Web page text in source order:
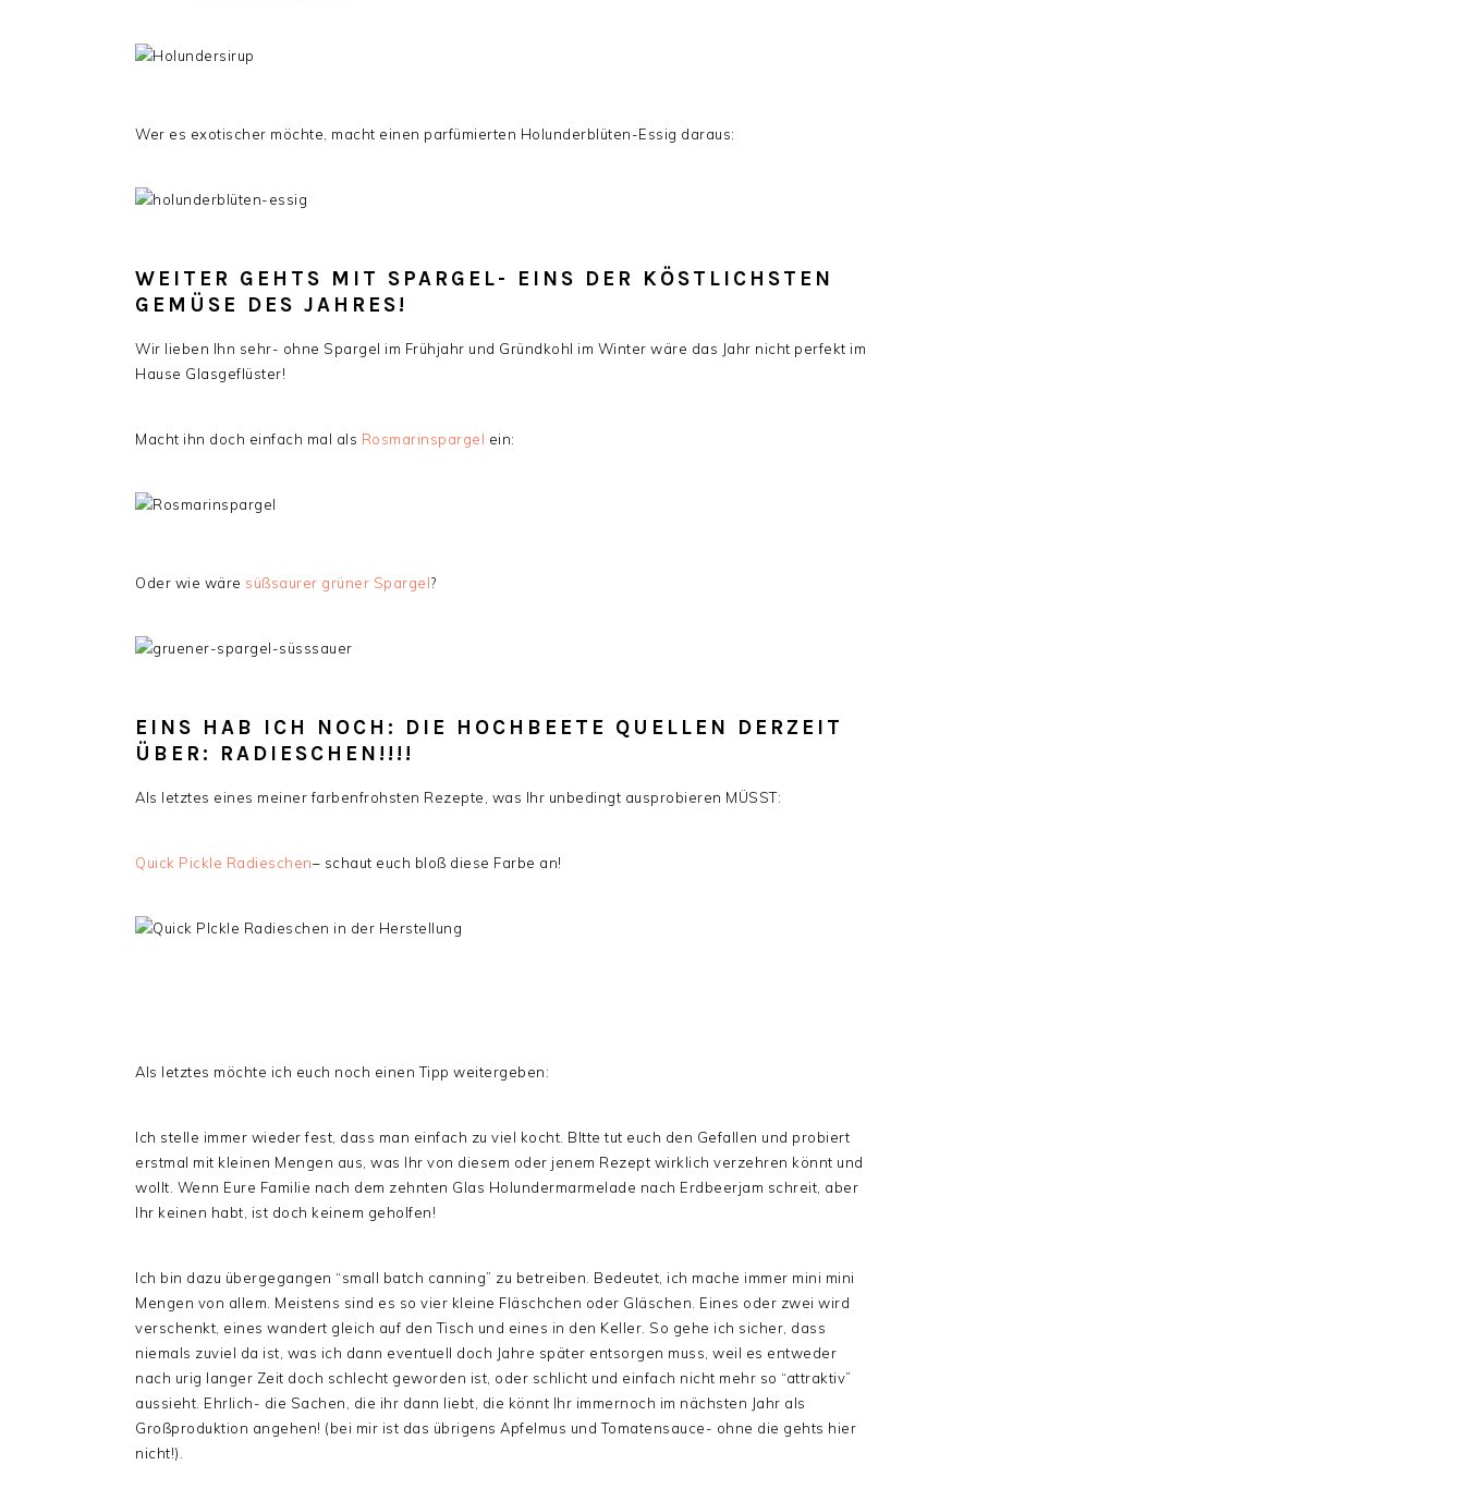
Wer es exotischer möchte, macht einen parfümierten Holunderblüten-Essig daraus:
WEITER GEHTS MIT SPARGEL- EINS DER KÖSTLICHSTEN
GEMÜSE DES JAHRES!
Wir lieben Ihn sehr- ohne Spargel im Frühjahr und Gründkohl im Winter wäre das Jahr nicht perfekt im
Hause Glasgeflüster!
Macht ihn doch einfach mal als Rosmarinspargel ein:
Oder wie wäre süßsaurer grüner Spargel?
EINS HAB ICH NOCH: DIE HOCHBEETE QUELLEN DERZEIT
ÜBER: RADIESCHEN!!!!
Als letztes eines meiner farbenfrohsten Rezepte, was Ihr unbedingt ausprobieren MÜSST:
Quick Pickle Radieschen– schaut euch bloß diese Farbe an!
Als letztes möchte ich euch noch einen Tipp weitergeben:
Ich stelle immer wieder fest, dass man einfach zu viel kocht. BItte tut euch den Gefallen und probiert
erstmal mit kleinen Mengen aus, was Ihr von diesem oder jenem Rezept wirklich verzehren könnt und
wollt. Wenn Eure Familie nach dem zehnten Glas Holundermarmelade nach Erdbeerjam schreit, aber
Ihr keinen habt, ist doch keinem geholfen!
Ich bin dazu übergegangen “small batch canning” zu betreiben. Bedeutet, ich mache immer mini mini
Mengen von allem. Meistens sind es so vier kleine Fläschchen oder Gläschen. Eines oder zwei wird
verschenkt, eines wandert gleich auf den Tisch und eines in den Keller. So gehe ich sicher, dass
niemals zuviel da ist, was ich dann eventuell doch Jahre später entsorgen muss, weil es entweder
nach urig langer Zeit doch schlecht geworden ist, oder schlicht und einfach nicht mehr so “attraktiv”
aussieht. Ehrlich- die Sachen, die ihr dann liebt, die könnt Ihr immernoch im nächsten Jahr als
Großproduktion angehen! (bei mir ist das übrigens Apfelmus und Tomatensauce- ohne die gehts hier
nicht!).